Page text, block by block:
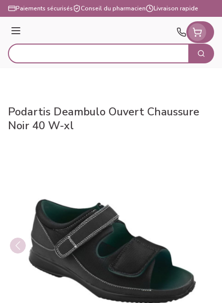
Aller au contenu
Paiements sécurisés Conseil du pharmacien Livraison rapide
Menu
Rechercher
Podartis Deambulo Ouvert Chaussure
Noir 40 W-xl